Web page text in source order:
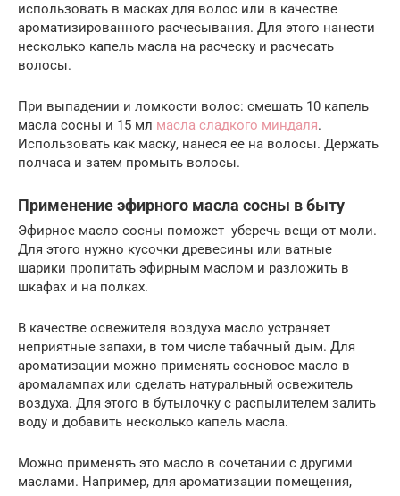
использовать в масках для волос или в качестве
ароматизированного расчесывания. Для этого нанести
несколько капель масла на расческу и расчесать
волосы.
При выпадении и ломкости волос: смешать 10 капель
масла сосны и 15 мл масла сладкого миндаля.
Использовать как маску, нанеся ее на волосы. Держать
полчаса и затем промыть волосы.
Применение эфирного масла сосны в быту
Эфирное масло сосны поможет уберечь вещи от моли.
Для этого нужно кусочки древесины или ватные
шарики пропитать эфирным маслом и разложить в
шкафах и на полках.
В качестве освежителя воздуха масло устраняет
неприятные запахи, в том числе табачный дым. Для
ароматизации можно применять сосновое масло в
аромалампах или сделать натуральный освежитель
воздуха. Для этого в бутылочку с распылителем залить
воду и добавить несколько капель масла.
Можно применять это масло в сочетании с другими
маслами. Например, для ароматизации помещения,